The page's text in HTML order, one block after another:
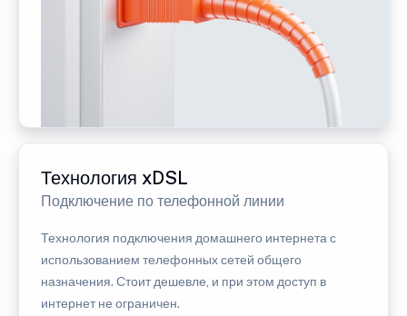
Технология xDSL
Подключение по телефонной линии
Технология подключения домашнего интернета с
использованием телефонных сетей общего
назначения. Стоит дешевле, и при этом доступ в
интернет не ограничен.